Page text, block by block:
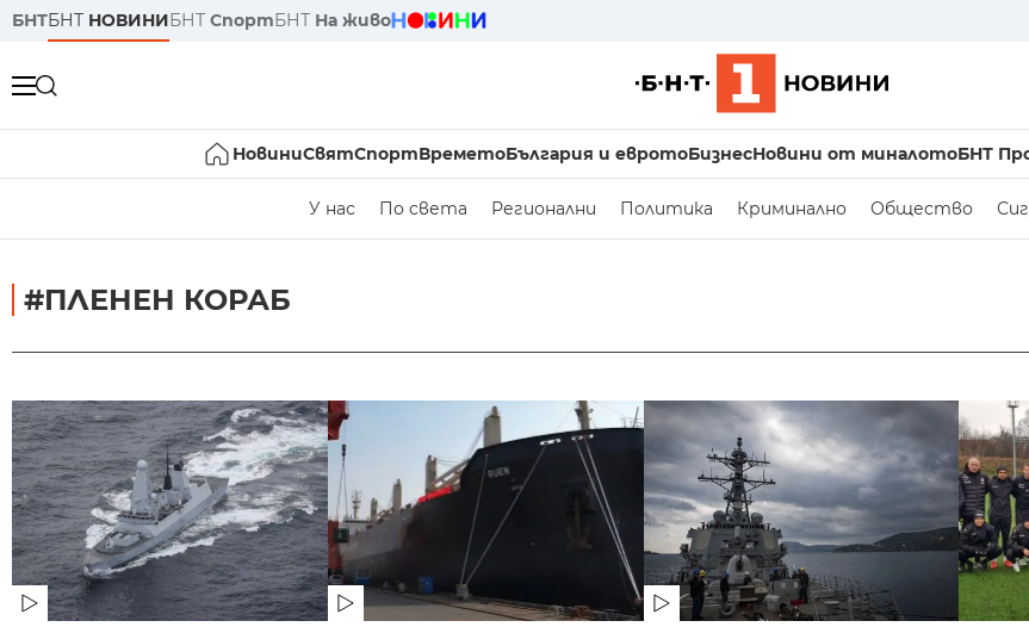
БНТБНТ НОВИНИБНТ СпортБНТ На живо
НовиниСвятСпортВреметоБългария и евротоБизнесНовини от миналотоБНТ
У нас По света Регионални Политика Криминално Общество
#ПЛЕНЕН КОРАБ